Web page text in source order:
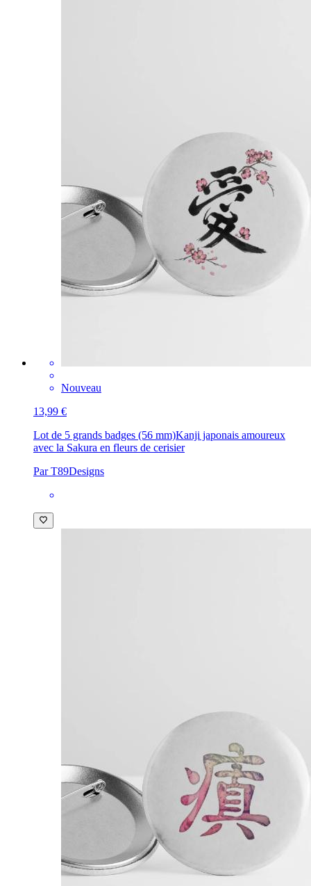
Nouveau
13,99 €
Lot de 5 grands badges (56 mm)Kanji japonais amoureux
avec la Sakura en fleurs de cerisier
Par T89Designs